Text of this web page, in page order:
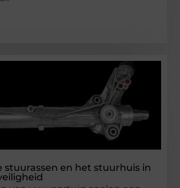
stuurassen en het stuurhuis in